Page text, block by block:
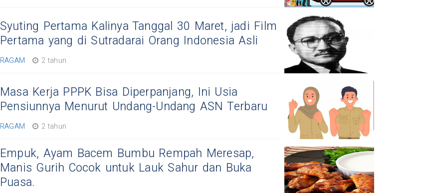
Syuting Pertama Kalinya Tanggal 30 Maret, jadi Film
Pertama yang di Sutradarai Orang Indonesia Asli
RAGAM 2 tahun
Masa Kerja PPPK Bisa Diperpanjang, Ini Usia
Pensiunnya Menurut Undang-Undang ASN Terbaru
RAGAM 2 tahun
Empuk, Ayam Bacem Bumbu Rempah Meresap,
Manis Gurih Cocok untuk Lauk Sahur dan Buka
Puasa.